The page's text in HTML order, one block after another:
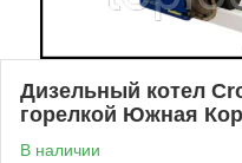
Дизельный котел
горелкой Южная
В наличии